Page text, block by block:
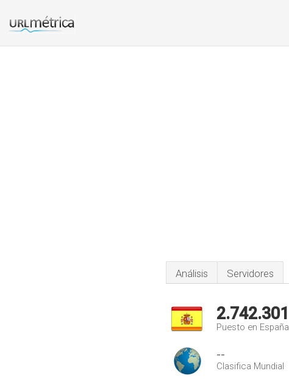
Análisis Servidores
2.742.301
Puesto en España
--
Clasifica Mundial